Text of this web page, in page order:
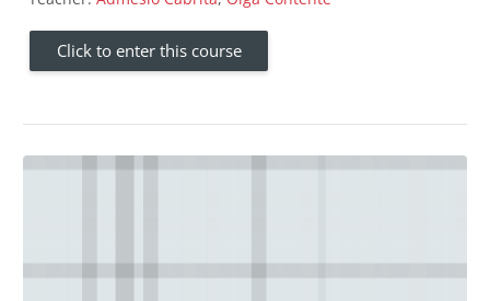
Click to enter this course